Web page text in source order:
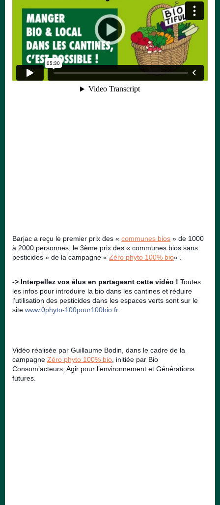
Barjac a reçu le premier prix des « communes bios » de 1000
à 2000 personnes, le 3ème prix des « communes bios sans
pesticides » de la campagne « Zéro phyto 100% bio« .
-> Interpellez vos élus en partageant cette vidéo ! Toutes
les infos pour introduire la bio dans les cantines et réduire
l’utilisation des pesticides dans les espaces verts sont sur le
site www.0phyto-100pour100bio.fr
Vidéo réalisée par Guillaume Bodin, dans le cadre de la
campagne Zéro phyto 100% bio , initiée par Bio
Consom’acteurs, Agir pour l’environnement et Générations
futures.